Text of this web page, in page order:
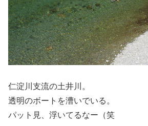
仁淀川支流の土井川。
透明のボートを漕いでいる。
パット見、浮いてるなー（笑